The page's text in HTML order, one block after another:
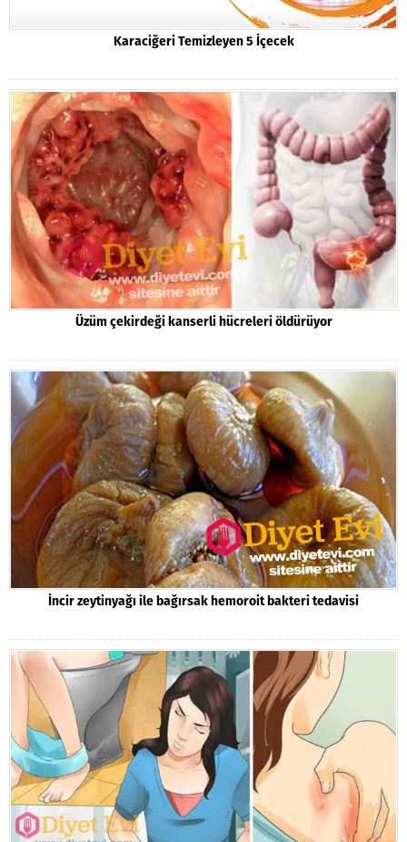
Karaciğeri Temizleyen 5 İçecek
Üzüm çekirdeği kanserli hücreleri öldürüyor
İncir zeytinyağı ile bağırsak hemoroit bakteri tedavisi